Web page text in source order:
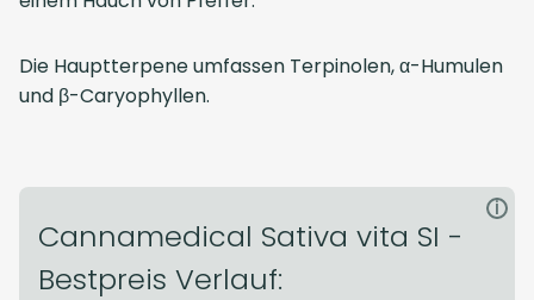
Die Hauptterpene umfassen Terpinolen, α-Humulen
und β-Caryophyllen.
Cannamedical Sativa vita SI -
Bestpreis Verlauf:
i